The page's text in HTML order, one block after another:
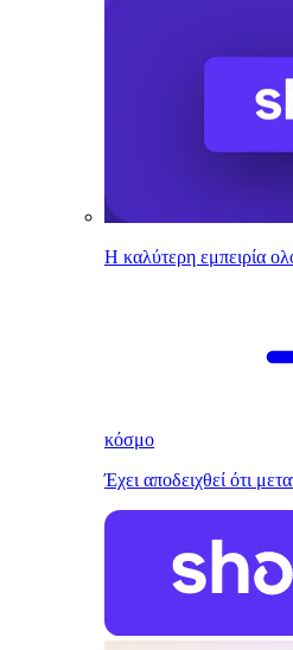
Η καλύτερη εμπειρία
κόσμο
Έχει αποδειχθεί ότι